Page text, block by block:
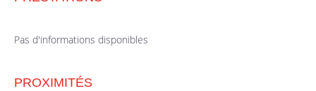
Pas d'informations disponibles
PROXIMITÉS